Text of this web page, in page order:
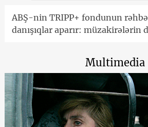
ABŞ-nin TRIPP+ fondunun
danışıqlar aparır: müzakirələrin
Multimedia